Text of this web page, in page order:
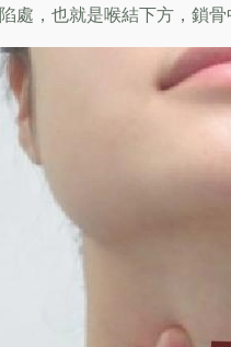
處，也就是喉結下方，鎖